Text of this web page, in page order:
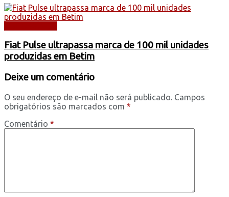
Fiat Pulse ultrapassa marca de 100 mil unidades
produzidas em Betim
Deixe um comentário
O seu endereço de e-mail não será publicado. Campos
obrigatórios são marcados com *
Comentário *